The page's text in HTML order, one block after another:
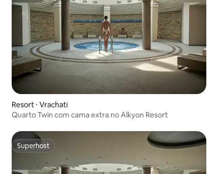
Resort ⋅ Vrachati
Quarto Twin com cama extra no Alkyon Resort
Superhost
Superhost